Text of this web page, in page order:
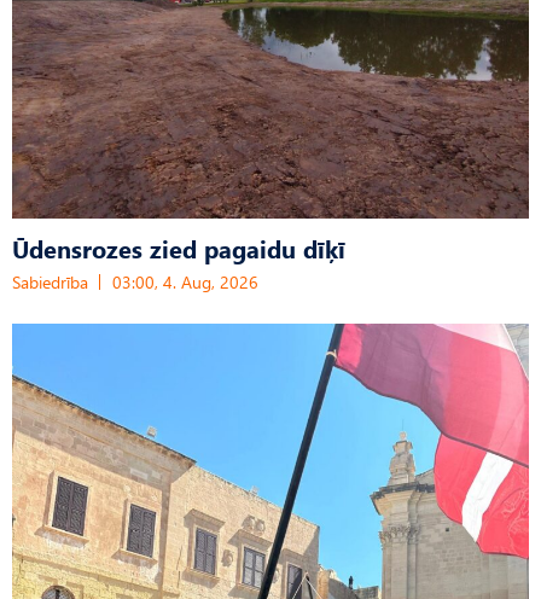
Ūdensrozes zied pagaidu dīķī
Sabiedrība 03:00, 4. Aug, 2026